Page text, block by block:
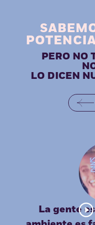
PERO NO
LO DICEN
La gente